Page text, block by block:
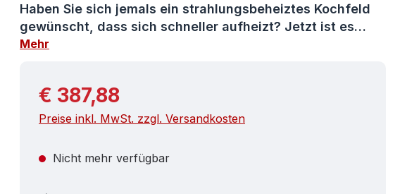
Haben Sie sich jemals ein strahlungsbeheiztes Kochfeld
gewünscht, dass sich schneller aufheizt? Jetzt ist es…
Mehr
Regulärer Preis:
€ 387,88
Preise inkl. MwSt. zzgl. Versandkosten
Nicht mehr verfügbar